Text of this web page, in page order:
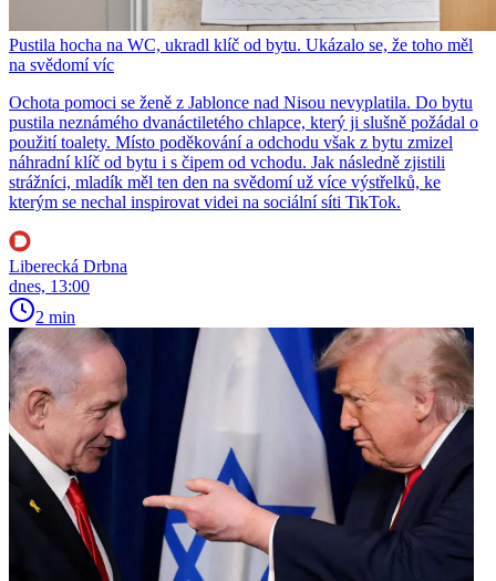
Pustila hocha na WC, ukradl klíč od bytu. Ukázalo se, že toho měl
na svědomí víc
Ochota pomoci se ženě z Jablonce nad Nisou nevyplatila. Do bytu
pustila neznámého dvanáctiletého chlapce, který ji slušně požádal o
použití toalety. Místo poděkování a odchodu však z bytu zmizel
náhradní klíč od bytu i s čipem od vchodu. Jak následně zjistili
strážníci, mladík měl ten den na svědomí už více výstřelků, ke
kterým se nechal inspirovat videi na sociální síti TikTok.
Liberecká Drbna
dnes, 13:00
2 min